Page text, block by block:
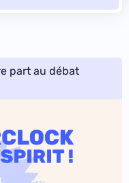
part au débat